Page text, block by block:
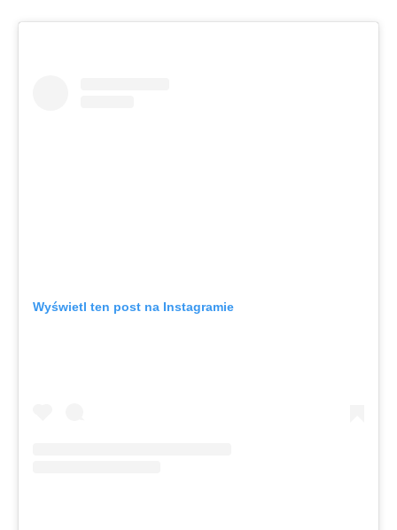
Wyświetl ten post na Instagramie